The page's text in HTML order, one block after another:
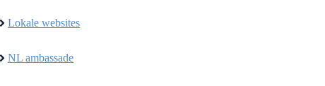
Lokale websites
NL ambassade